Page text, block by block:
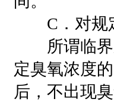
C．对规定
所谓临界
定臭氧浓度
后，不出现